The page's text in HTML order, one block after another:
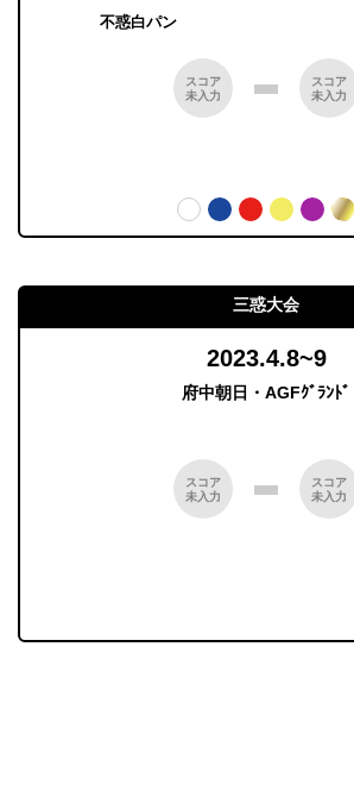
不惑白パン
スコア
未入力
スコア
未入力
三惑大会
2023.4.8~9
府中朝日・AGFｸﾞﾗﾝﾄﾞ
スコア
未入力
スコア
未入力